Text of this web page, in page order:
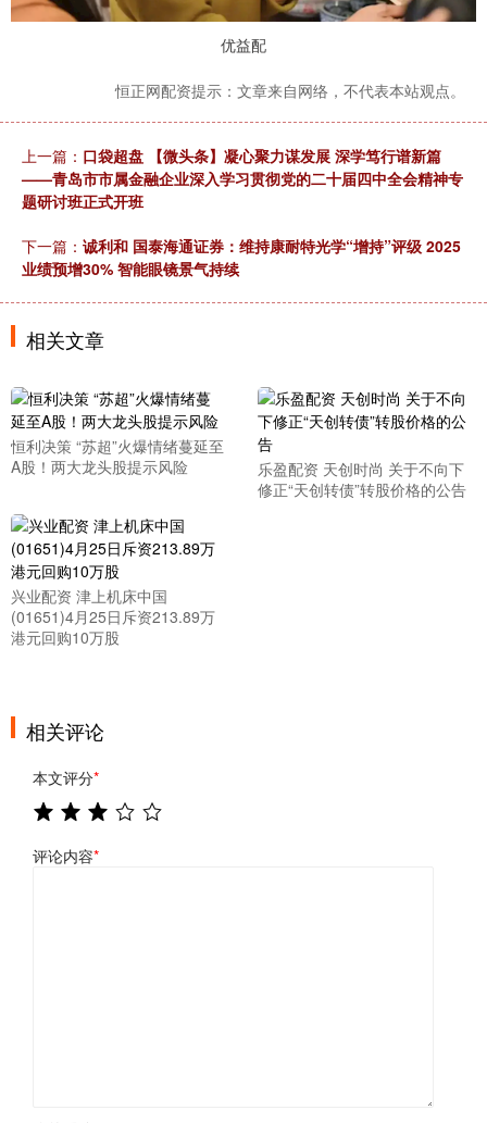
优益配
恒正网配资提示：文章来自网络，不代表本站观点。
上一篇： 口袋超盘 【微头条】凝心聚力谋发展 深学笃行谱新篇
——青岛市市属金融企业深入学习贯彻党的二十届四中全会精神专
题研讨班正式开班
下一篇： 诚利和 国泰海通证券：维持康耐特光学“增持”评级 2025
业绩预增30% 智能眼镜景气持续
相关文章
恒利决策 “苏超”火爆情绪蔓延至
A股！两大龙头股提示风险
乐盈配资 天创时尚 关于不向下
修正“天创转债”转股价格的公告
兴业配资 津上机床中国
(01651)4月25日斥资213.89万
港元回购10万股
相关评论
本文评分*
评论内容*